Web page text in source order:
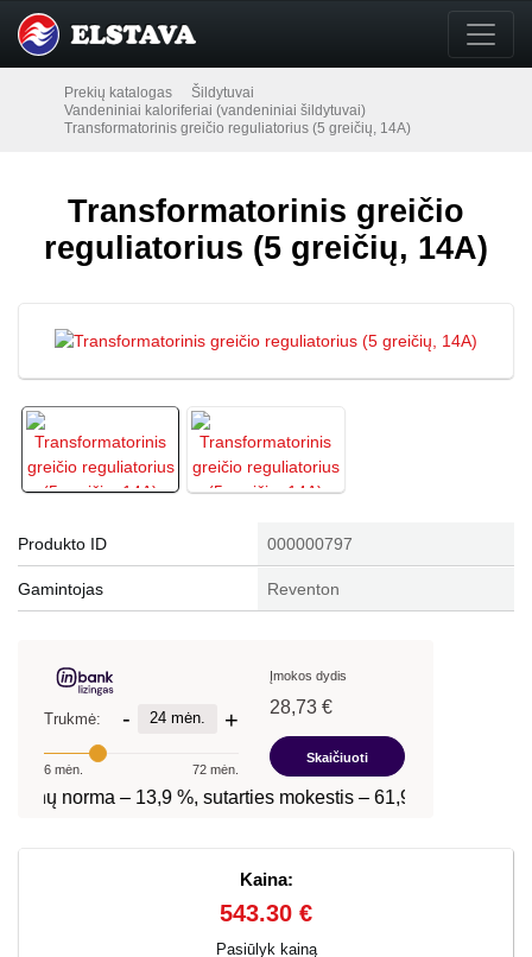
Prekių katalogas
Šildytuvai
Vandeniniai kaloriferiai (vandeniniai šildytuvai)
Transformatorinis greičio reguliatorius (5 greičių, 14A)
Transformatorinis greičio
reguliatorius (5 greičių, 14A)
Produkto ID 000000797
Gamintojas Reventon
Kaina:
543.30 €
Pasiūlyk kainą